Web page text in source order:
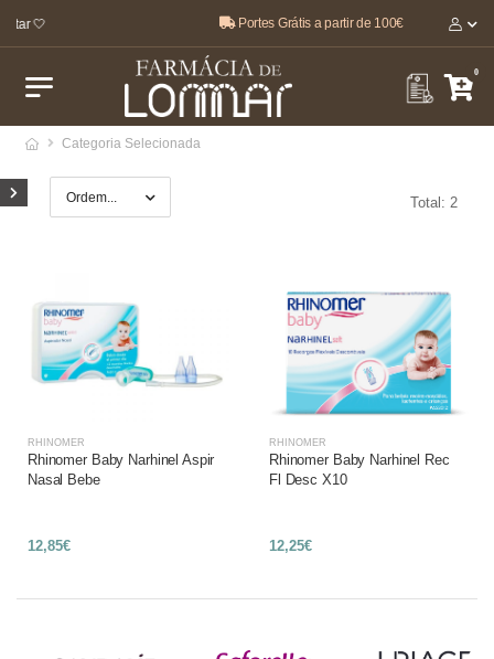
🤍 Portes Grátis a partir de 100€
0
Categoria Selecionada
Total: 2
RHINOMER
Rhinomer Baby Narhinel Aspir
Nasal Bebe
12,85€
RHINOMER
Rhinomer Baby Narhinel Rec
Fl Desc X10
12,25€